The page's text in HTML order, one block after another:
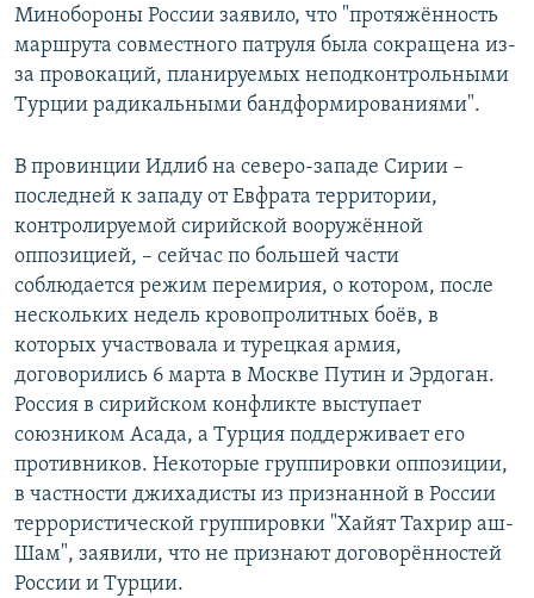
Минобороны России заявило, что "протяжённость
маршрута совместного патруля была сокращена из-
за провокаций, планируемых неподконтрольными
Турции радикальными бандформированиями".
В провинции Идлиб на северо-западе Сирии –
последней к западу от Евфрата территории,
контролируемой сирийской вооружённой
оппозицией, – сейчас по большей части
соблюдается режим перемирия, о котором, после
нескольких недель кровопролитных боёв, в
которых участвовала и турецкая армия,
договорились 6 марта в Москве Путин и Эрдоган.
Россия в сирийском конфликте выступает
союзником Асада, а Турция поддерживает его
противников. Некоторые группировки оппозиции,
в частности джихадисты из признанной в России
террористической группировки "Хайят Тахрир аш-
Шам", заявили, что не признают договорённостей
России и Турции.